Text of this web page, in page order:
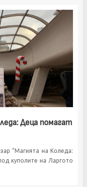
Деца помагат
“Магията на Коледа:
куполите на Ларгото